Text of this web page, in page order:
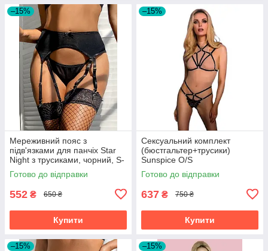
–15%
Мереживний пояс з
підв'язками для панчіх Star
Night з трусиками, чорний, S-
M
Готово до відправки
552 ₴ 650 ₴
Купити
–15%
Сексуальний комплект
(бюстгальтер+трусики)
Sunspice O/S
Готово до відправки
637 ₴ 750 ₴
Купити
–15% –15%